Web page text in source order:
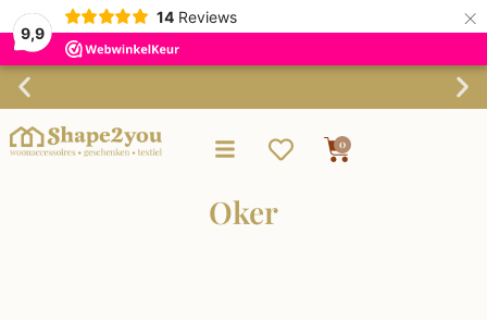
9,9
14 Reviews ×
Verzending binnen 3-4 werkdagen 0
Oker